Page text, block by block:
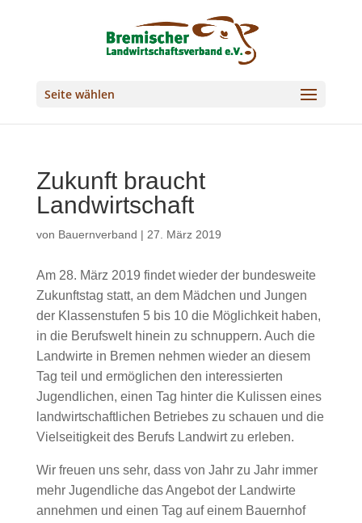
Seite wählen
Zukunft braucht
Landwirtschaft
von Bauernverband | 27. März 2019
Am 28. März 2019 findet wieder der bundesweite
Zukunftstag statt, an dem Mädchen und Jungen
der Klassenstufen 5 bis 10 die Möglichkeit haben,
in die Berufswelt hinein zu schnuppern. Auch die
Landwirte in Bremen nehmen wieder an diesem
Tag teil und ermöglichen den interessierten
Jugendlichen, einen Tag hinter die Kulissen eines
landwirtschaftlichen Betriebes zu schauen und die
Vielseitigkeit des Berufs Landwirt zu erleben.
Wir freuen uns sehr, dass von Jahr zu Jahr immer
mehr Jugendliche das Angebot der Landwirte
annehmen und einen Tag auf einem Bauernhof